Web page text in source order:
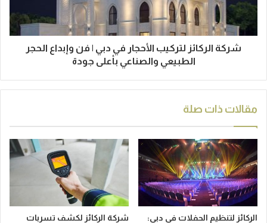
شركة الركائز لتركيب الأحجار في دبي | فن وإبداع الحجر
الطبيعي والصناعي بأعلى جودة
مقالات ذات صلة
الركائز لتنظيم الحفلات في دبي:
شركة الركائز لكشف تسربات